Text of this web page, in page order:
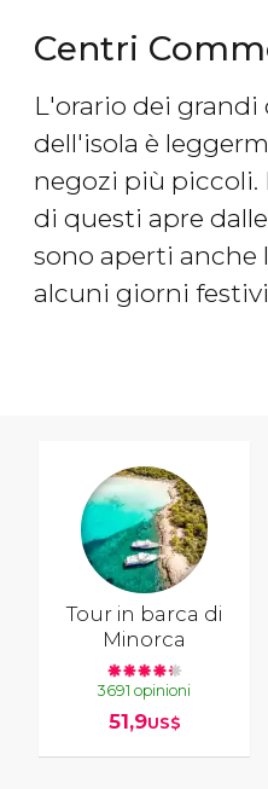
Centri
L'orario dei
dell'isola è
negozi più piccoli.
di questi apre dalle
sono aperti anche
alcuni giorni
Tour in barca di
Minorca
3691 opinioni
51,9US$